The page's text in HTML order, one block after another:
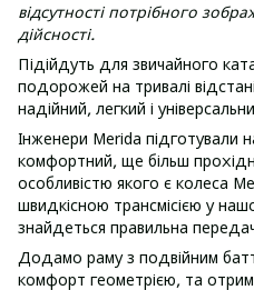
відсутності потрібного
дійсності.
Підійдуть для звичайного
подорожей на тривалі
надійний, легкий і
Інженери Merida підготували
комфортний, ще більш
особливістю якого є колеса
швидкісною трансмісією у
знайдеться правильна
Додамо раму з подвійним
комфорт геометрією, та